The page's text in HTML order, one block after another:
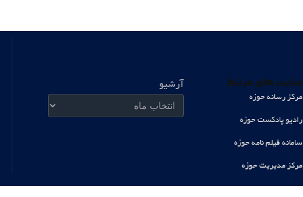
سایت های مرتبط
مرکز رسانه حوزه
رادیو پادکست حوزه
سامانه فیلم نامه حوزه
مرکز مدیریت حوزه
آرشیو
آرشیو